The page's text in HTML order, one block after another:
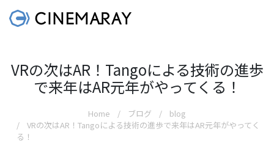
VRの次はAR！Tangoによる技術の進歩
で来年はAR元年がやってくる！
Home ブログ
blog
VRの次はAR！Tangoによる技術の進歩で来年はAR元年がやってく
る！